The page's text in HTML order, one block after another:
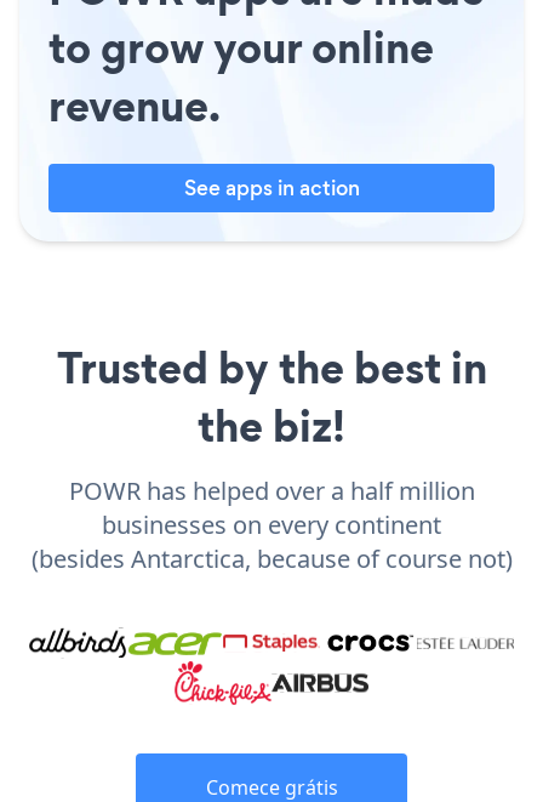
to grow your online
revenue.
See apps in action
Trusted by the best in
the biz!
POWR has helped over a half million
businesses on every continent
(besides Antarctica, because of course not)
Comece grátis